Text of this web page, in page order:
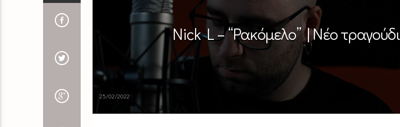
Nick L – “Ρακόμελο” | Νέο τραγούδι
25/02/2022